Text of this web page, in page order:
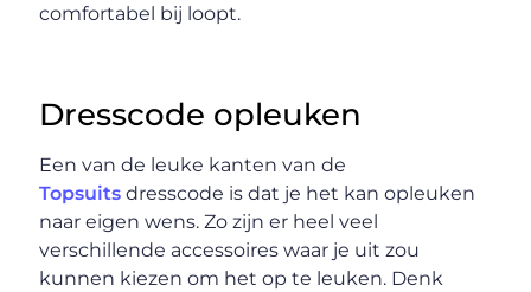
comfortabel bij loopt.
Dresscode opleuken
Een van de leuke kanten van de
Topsuitsdresscode is dat je het kan opleuken
naar eigen wens. Zo zijn er heel veel
verschillende accessoires waar je uit zou
kunnen kiezen om het op te leuken. Denk